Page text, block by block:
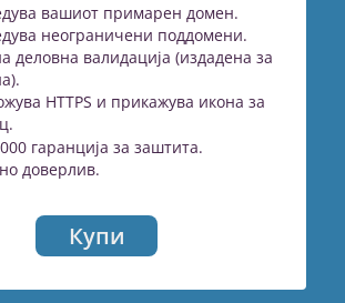
вашиот примарен домен.
неограничени поддомени.
деловна валидација (издадена за
HTTPS и прикажува икона за
гаранција за заштита.
доверлив.
Купи